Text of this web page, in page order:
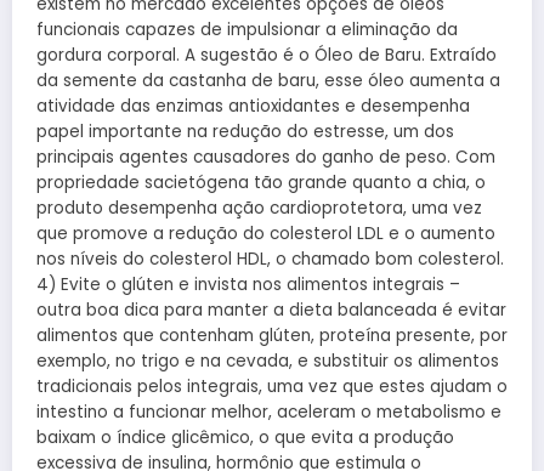
funcionais capazes de impulsionar a eliminação da
gordura corporal. A sugestão é o Óleo de Baru. Extraído
da semente da castanha de baru, esse óleo aumenta a
atividade das enzimas antioxidantes e desempenha
papel importante na redução do estresse, um dos
principais agentes causadores do ganho de peso. Com
propriedade sacietógena tão grande quanto a chia, o
produto desempenha ação cardioprotetora, uma vez
que promove a redução do colesterol LDL e o aumento
nos níveis do colesterol HDL, o chamado bom colesterol.
4) Evite o glúten e invista nos alimentos integrais –
outra boa dica para manter a dieta balanceada é evitar
alimentos que contenham glúten, proteína presente, por
exemplo, no trigo e na cevada, e substituir os alimentos
tradicionais pelos integrais, uma vez que estes ajudam o
intestino a funcionar melhor, aceleram o metabolismo e
baixam o índice glicêmico, o que evita a produção
excessiva de insulina, hormônio que estimula o